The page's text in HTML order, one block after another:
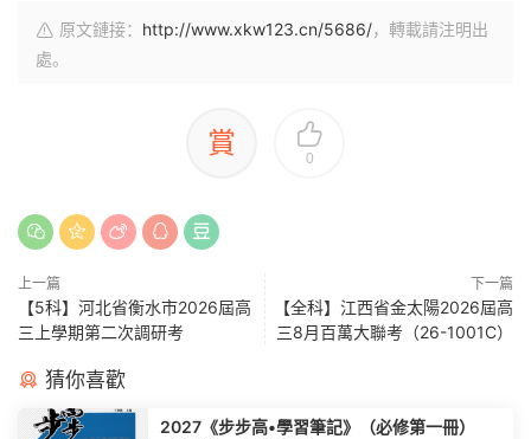
原文鏈接： http://www.xkw123.cn/5686/，轉載請注明出
處。
賞 0
上一篇
【5科】河北省衡水市2026屆高
三上學期第二次調研考
下一篇
【全科】江西省金太陽2026屆高
三8月百萬大聯考（26-1001C）
猜你喜歡
2027《步步高•學習筆記》（必修第一冊）